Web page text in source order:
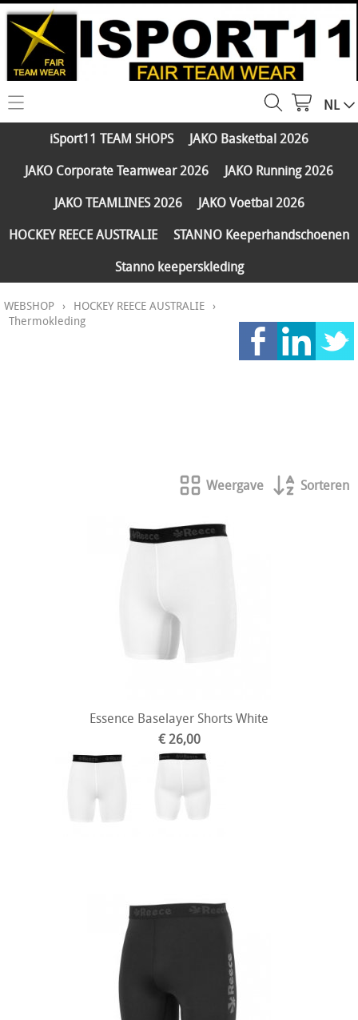
HOME
WEBSHOP
JAKO Running 2026
JAKO TEAMLINES 2026
PARTNERS
Klantengroepen
CONTACT
NL
iSport11 TEAM SHOPS
JAKO Basketbal 2026
JAKO Corporate Teamwear 2026
JAKO Running 2026
JAKO TEAMLINES 2026
JAKO Voetbal 2026
HOCKEY REECE AUSTRALIE
STANNO Keeperhandschoenen
Stanno keeperskleding
WEBSHOP › HOCKEY REECE AUSTRALIE ›
Thermokleding
Weergave Sorteren
Essence Baselayer Shorts White
€ 26,00